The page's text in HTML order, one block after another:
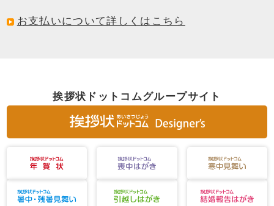
お支払いについて詳しくはこちら
挨拶状ドットコムグループサイト